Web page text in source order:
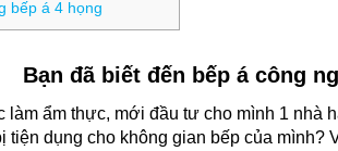
bếp á 4 họng
Bạn đã biết đến bếp á công
ẩm thực, mới đầu tư cho mình 1 nhà
tiện dụng cho không gian bếp của mình?